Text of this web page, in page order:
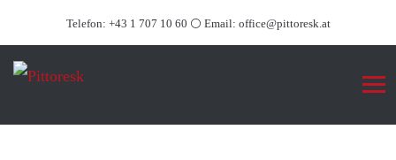
Telefon: +43 1 707 10 60 ⚪ Email: office@pittoresk.at